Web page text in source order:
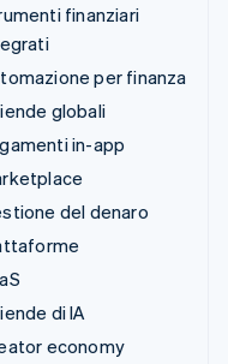
finanziari
per finanza
globali
in-app
del denaro
di IA
economy